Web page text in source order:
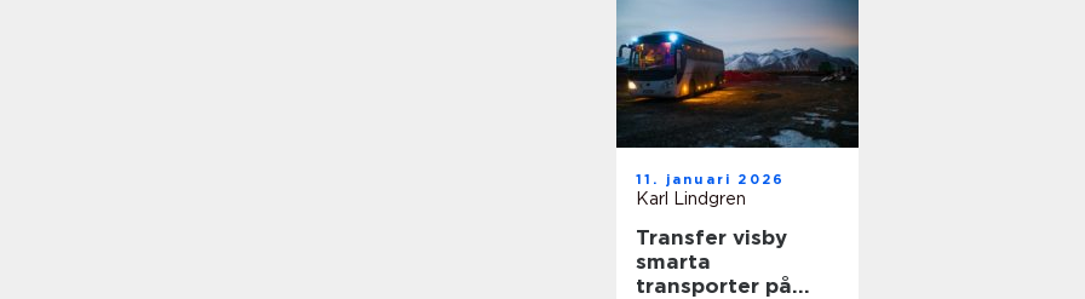
11. januari 2026
Karl Lindgren
Transfer visby
smarta
transporter på